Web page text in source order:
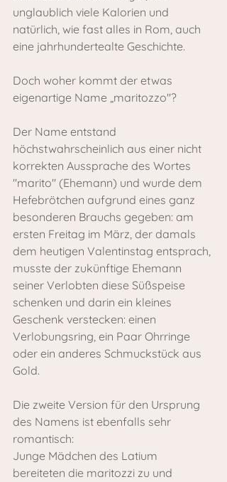
unglaublich viele Kalorien und
natürlich, wie fast alles in Rom, auch
eine jahrhundertealte Geschichte.
Doch woher kommt der etwas
eigenartige Name „maritozzo"?
Der Name entstand
höchstwahrscheinlich aus einer nicht
korrekten Aussprache des Wortes
"marito" (Ehemann) und wurde dem
Hefebrötchen aufgrund eines ganz
besonderen Brauchs gegeben: am
ersten Freitag im März, der damals
dem heutigen Valentinstag entsprach,
musste der zukünftige Ehemann
seiner Verlobten diese Süßspeise
schenken und darin ein kleines
Geschenk verstecken: einen
Verlobungsring, ein Paar Ohrringe
oder ein anderes Schmuckstück aus
Gold.
Die zweite Version für den Ursprung
des Namens ist ebenfalls sehr
romantisch:
Junge Mädchen des Latium
bereiteten die maritozzi zu und